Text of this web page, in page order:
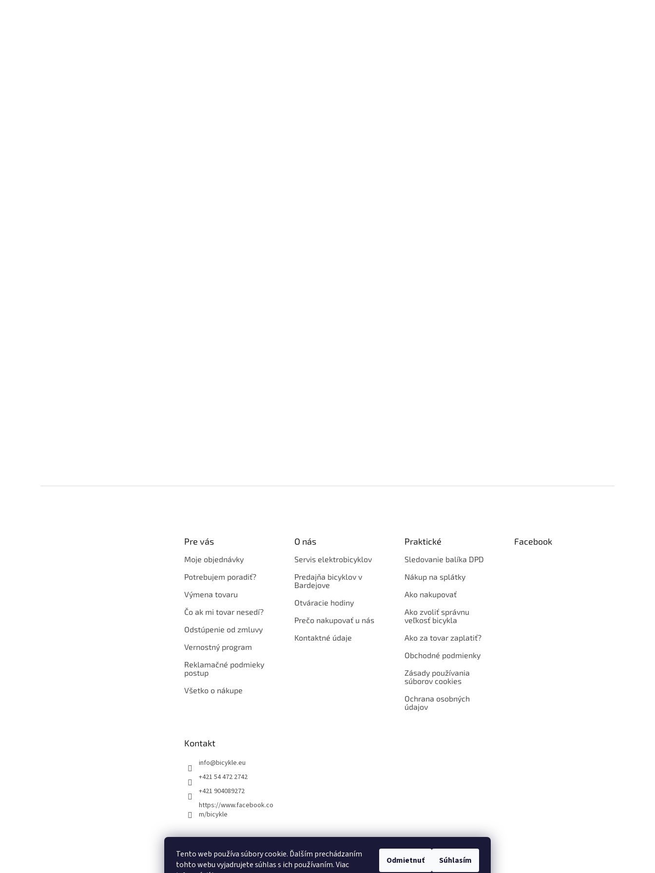
Tento web používa súbory cookie. Ďalším prechádzaním
tohto webu vyjadrujete súhlas s ich používaním. Viac
Odmietnuť Súhlasím
Pre vás
Moje objednávky
Potrebujem poradiť?
Výmena tovaru
Čo ak mi tovar nesedí?
Odstúpenie od zmluvy
Vernostný program
Reklamačné podmieky
postup
Všetko o nákupe
O nás
Servis elektrobicyklov
Predajňa bicyklov v
Bardejove
Otváracie hodiny
Prečo nakupovať u nás
Kontaktné údaje
Praktické
Sledovanie balíka DPD
Nákup na splátky
Ako nakupovať
Ako zvoliť správnu
veľkosť bicykla
Ako za tovar zaplatiť?
Obchodné podmienky
Zásady používania
súborov cookies
Ochrana osobných
údajov
Facebook
Kontakt
info@bicykle.eu
+421 54 472 2742
+421 904089272
https://www.facebook.co
m/bicykle